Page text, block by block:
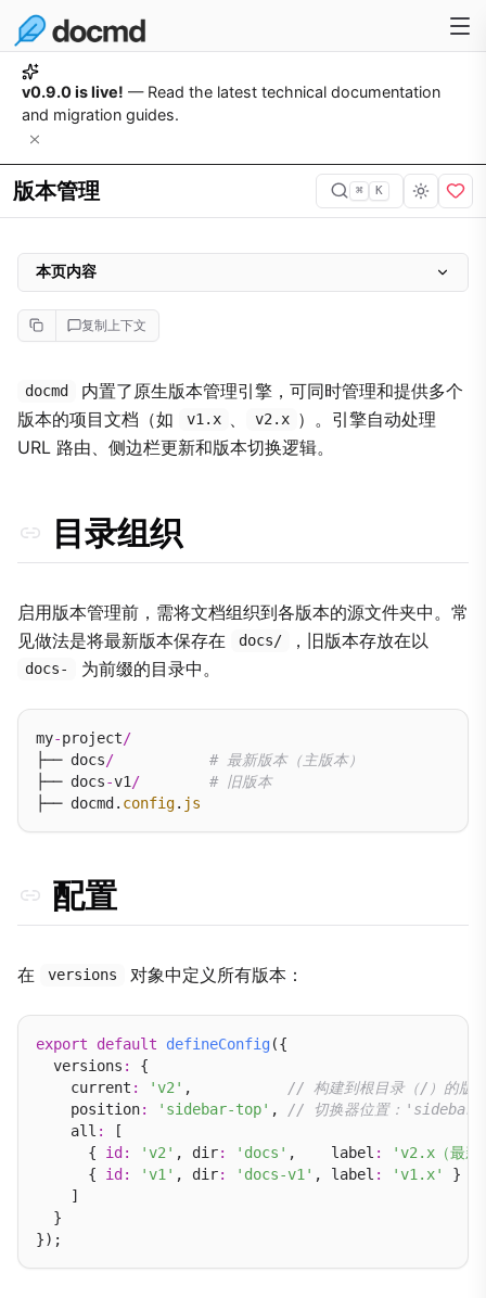
v0.9.0 is live! — Read the latest technical documentation
and migration guides.
版本管理 ⌘ K
复制上下文
docmd
内置了原生版本管理引擎，可同时管理和提供多个
版本的项目文档（如
v1.x v2.x ）。引擎自动处理
URL 路由、侧边栏更新和版本切换逻辑。
目录组织
启用版本管理前，需将文档组织到各版本的源文件夹中。常
见做法是将最新版本保存在
docs/ ，旧版本存放在以
docs- 为前缀的目录中。
my-project/
├── docs/
# 最新版本（主版本）
├── docs-v1 /
# 旧版本
├── docmd. config. js
配置
在 versions 对象中定义所有版本：
export default defineConfig({
  versions
:
{
    current
: 'v2' ,
// 构建到根目录（/）的版
    position
: 'sidebar-top' ,
// 切换器位置：
    all
:
[
      {
id : 'v2' , dir: 'docs' ,    label :
'v2.x（最
      {
id : 'v1' , dir: 'docs-v1' , label : 'v1.x'
}
    ]
  }
本页内容
目录组织
配置
核心特性
1. 根目录 SEO（「当前」版本）
2. 独立子目录
4. 资源隔离
5. 版本级导航